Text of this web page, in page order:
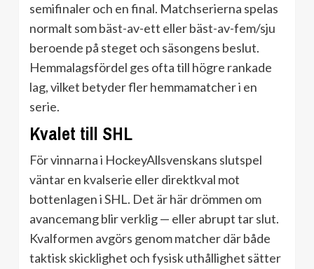
semifinaler och en final. Matchserierna spelas
normalt som bäst-av-ett eller bäst-av-fem/sju
beroende på steget och säsongens beslut.
Hemmalagsfördel ges ofta till högre rankade
lag, vilket betyder fler hemmamatcher i en
serie.
Kvalet till SHL
För vinnarna i HockeyAllsvenskans slutspel
väntar en kvalserie eller direktkval mot
bottenlagen i SHL. Det är här drömmen om
avancemang blir verklig — eller abrupt tar slut.
Kvalformen avgörs genom matcher där både
taktisk skicklighet och fysisk uthållighet sätter